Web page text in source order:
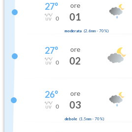
27°
0
ore
01
moderata (2.6mm- 70 %)
27°
0
ore
02
26°
0
ore
03
debole (1.5mm- 70 %)